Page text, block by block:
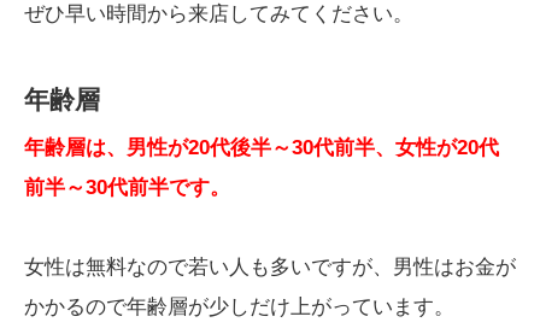
ぜひ早い時間から来店してみてください。
年齢層
年齢層は、男性が20代後半～30代前半、女性が20代
前半～30代前半です。
女性は無料なので若い人も多いですが、男性はお金が
かかるので年齢層が少しだけ上がっています。